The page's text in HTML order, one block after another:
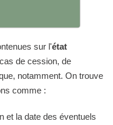
sur l'état
de cession, de
notamment. On trouve
comme :
et la date des éventuels